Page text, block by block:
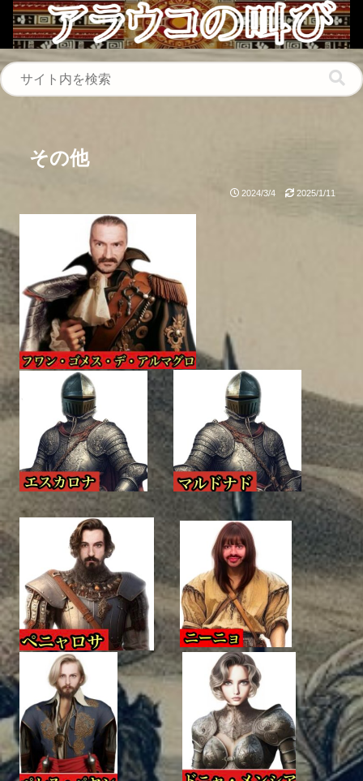
その他
2024/3/4 2025/1/11